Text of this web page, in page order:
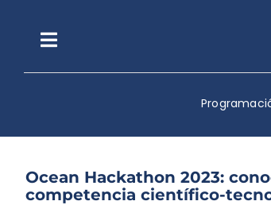
contenidoToggle
Navigation
Ocean Hackathon 2023:
competencia científico-